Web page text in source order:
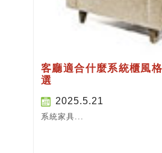
客廳適合什麼系統櫃風
選
2025.5.21
系統家具...